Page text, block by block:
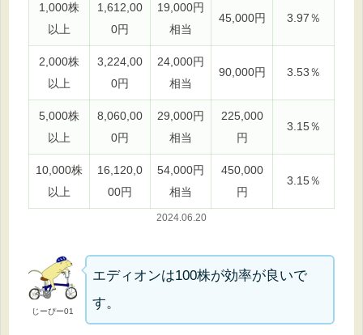
1,000株
以上
1,612,00
0円
19,000円
相当
45,000円 3.97％
2,000株
以上
3,224,00
0円
24,000円
相当
90,000円 3.53％
5,000株
以上
8,060,00
0円
29,000円
相当
225,000
円
3.15％
10,000株
以上
16,120,0
00円
54,000円
相当
450,000
円
3.15％
2024.06.20
じーぴー01
エディオンは100株が効率が良いで
す。